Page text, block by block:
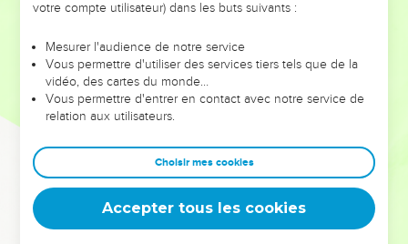
leur foi ou leur vision. Mais on voit moins les doutes, les erreurs
et les saisons difficiles qu'ils ont traversés, alors même que ce
sont elles qui les ont façonnés.
Dans cette conférence, leaders, entrepreneurs, et responsables
clés pour avancer avec plus de sagesse afin que leurs erreurs
deviennent vos tremplins. Que vous guidiez un ministère, une
équipe, un groupe ou une famille, leur expérience est faite
votre compte utilisateur) dans les buts suivants :
Mesurer l'audience de notre service
Vous permettre d'utiliser des services tiers tels que de la
vidéo, des cartes du monde…
Vous permettre d'entrer en contact avec notre service de
relation aux utilisateurs.
Choisir mes cookies
Accepter tous les cookies